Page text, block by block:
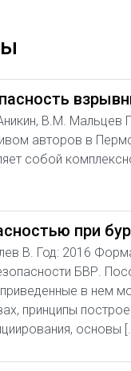
В.М.
авторов в
собой
при
В. Год: 2016
БВР.
в нем
принципы
основы